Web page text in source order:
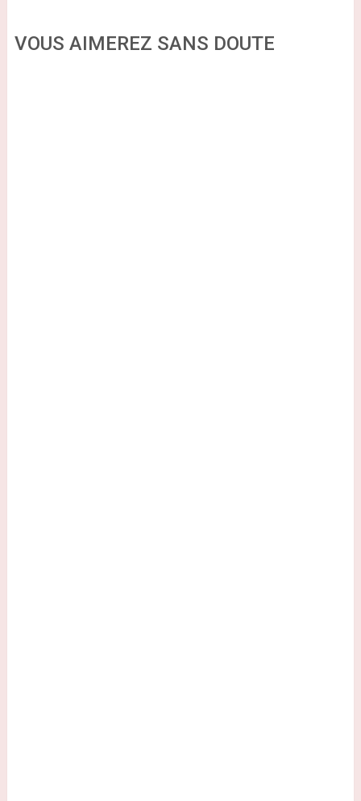
VOUS AIMEREZ SANS DOUTE